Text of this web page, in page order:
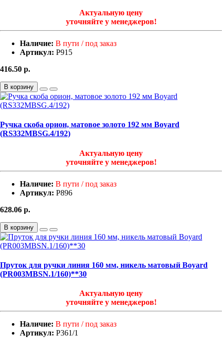
Актуальную цену
уточняйте у менеджеров!
Наличие: В пути / под заказ
Артикул: Р915
416.50 р.
В корзину
Ручка скоба орион, матовое золото 192 мм Boyard
(RS332MBSG.4/192)
Актуальную цену
уточняйте у менеджеров!
Наличие: В пути / под заказ
Артикул: Р896
628.06 р.
В корзину
Пруток для ручки линия 160 мм, никель матовый Boyard
(PR003MBSN.1/160)**30
Актуальную цену
уточняйте у менеджеров!
Наличие: В пути / под заказ
Артикул: Р361/1